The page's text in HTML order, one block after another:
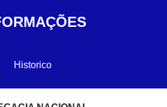
Historico